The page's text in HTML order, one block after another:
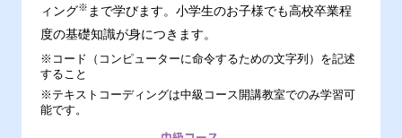
ィング※ まで学びます。小学生のお子様でも高校卒業程
度の基礎知識が身につきます。
※コード（コンピューターに命令するための文字列）を記述
すること
※テキストコーディングは中級コース開講教室でのみ学習可
能です。